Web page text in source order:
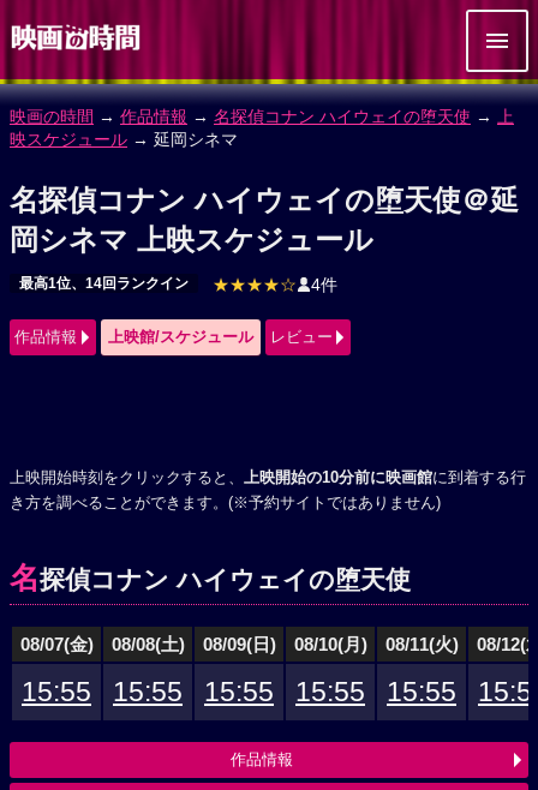
映画の時間 → 作品情報 → 名探偵コナン ハイウェイの堕天使 →
上
映スケジュール → 延岡シネマ
名探偵コナン ハイウェイの堕天使＠延
岡シネマ 上映スケジュール
最高1位、14回ランクイン ★★★★☆ 4件
作品情報 上映館/スケジュール レビュー
上映開始時刻をクリックすると、 上映開始の10分前に映画館に到着する行
き方を調べることができます。(※予約サイトではありません)
名探偵コナン ハイウェイの堕天使
08/07(金) 08/08(土) 08/09(日) 08/10(月) 08/11(火) 08/12(
15:55 15:55 15:55 15:55 15:55
作品情報